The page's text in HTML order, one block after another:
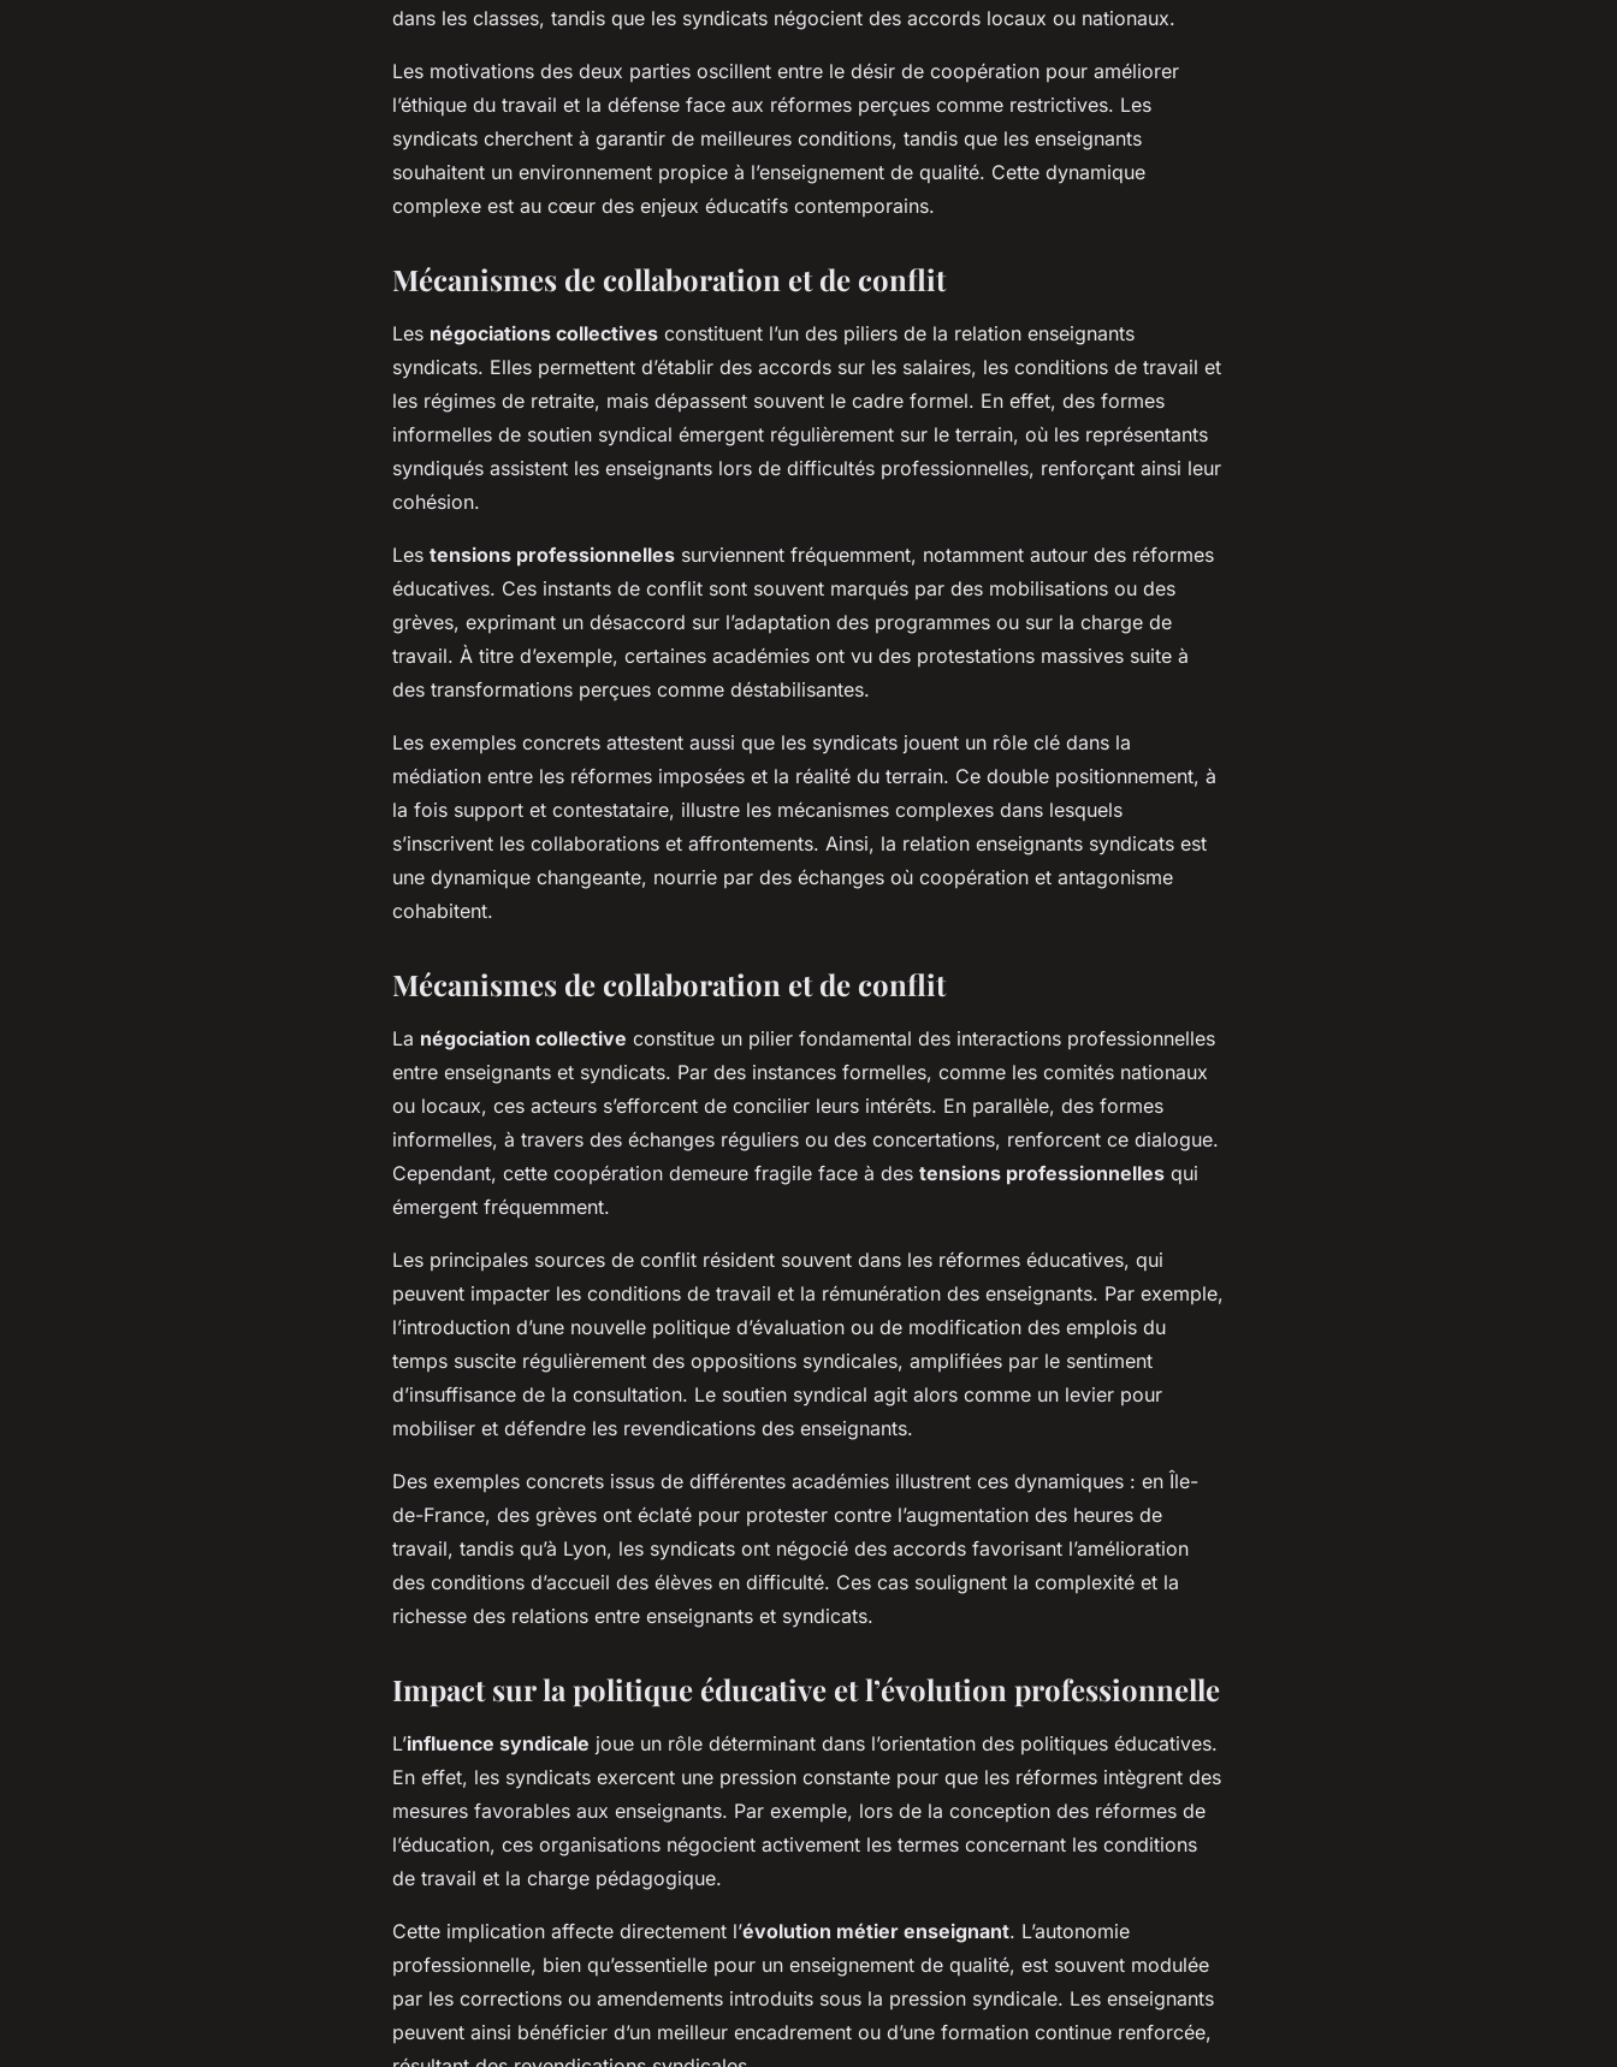
dans les classes, tandis que les syndicats négocient des accords locaux ou nationaux.
Les motivations des deux parties oscillent entre le désir de coopération pour améliorer
l’éthique du travail et la défense face aux réformes perçues comme restrictives. Les
syndicats cherchent à garantir de meilleures conditions, tandis que les enseignants
souhaitent un environnement propice à l’enseignement de qualité. Cette dynamique
complexe est au cœur des enjeux éducatifs contemporains.
Mécanismes de collaboration et de conflit
Les négociations collectives constituent l’un des piliers de la relation enseignants
syndicats. Elles permettent d’établir des accords sur les salaires, les conditions de travail et
les régimes de retraite, mais dépassent souvent le cadre formel. En effet, des formes
informelles de soutien syndical émergent régulièrement sur le terrain, où les représentants
syndiqués assistent les enseignants lors de difficultés professionnelles, renforçant ainsi leur
cohésion.
Les tensions professionnelles surviennent fréquemment, notamment autour des réformes
éducatives. Ces instants de conflit sont souvent marqués par des mobilisations ou des
grèves, exprimant un désaccord sur l’adaptation des programmes ou sur la charge de
travail. À titre d’exemple, certaines académies ont vu des protestations massives suite à
des transformations perçues comme déstabilisantes.
Les exemples concrets attestent aussi que les syndicats jouent un rôle clé dans la
médiation entre les réformes imposées et la réalité du terrain. Ce double positionnement, à
la fois support et contestataire, illustre les mécanismes complexes dans lesquels
s’inscrivent les collaborations et affrontements. Ainsi, la relation enseignants syndicats est
une dynamique changeante, nourrie par des échanges où coopération et antagonisme
cohabitent.
Mécanismes de collaboration et de conflit
La négociation collective constitue un pilier fondamental des interactions professionnelles
entre enseignants et syndicats. Par des instances formelles, comme les comités nationaux
ou locaux, ces acteurs s’efforcent de concilier leurs intérêts. En parallèle, des formes
informelles, à travers des échanges réguliers ou des concertations, renforcent ce dialogue.
Cependant, cette coopération demeure fragile face à des tensions professionnelles qui
émergent fréquemment.
Les principales sources de conflit résident souvent dans les réformes éducatives, qui
peuvent impacter les conditions de travail et la rémunération des enseignants. Par exemple,
l’introduction d’une nouvelle politique d’évaluation ou de modification des emplois du
temps suscite régulièrement des oppositions syndicales, amplifiées par le sentiment
d’insuffisance de la consultation. Le soutien syndical agit alors comme un levier pour
mobiliser et défendre les revendications des enseignants.
Des exemples concrets issus de différentes académies illustrent ces dynamiques : en Île-
de-France, des grèves ont éclaté pour protester contre l’augmentation des heures de
travail, tandis qu’à Lyon, les syndicats ont négocié des accords favorisant l’amélioration
des conditions d’accueil des élèves en difficulté. Ces cas soulignent la complexité et la
richesse des relations entre enseignants et syndicats.
Impact sur la politique éducative et l’évolution professionnelle
L’influence syndicale joue un rôle déterminant dans l’orientation des politiques éducatives.
En effet, les syndicats exercent une pression constante pour que les réformes intègrent des
mesures favorables aux enseignants. Par exemple, lors de la conception des réformes de
l’éducation, ces organisations négocient activement les termes concernant les conditions
de travail et la charge pédagogique.
Cette implication affecte directement l’évolution métier enseignant. L’autonomie
professionnelle, bien qu’essentielle pour un enseignement de qualité, est souvent modulée
par les corrections ou amendements introduits sous la pression syndicale. Les enseignants
peuvent ainsi bénéficier d’un meilleur encadrement ou d’une formation continue renforcée,